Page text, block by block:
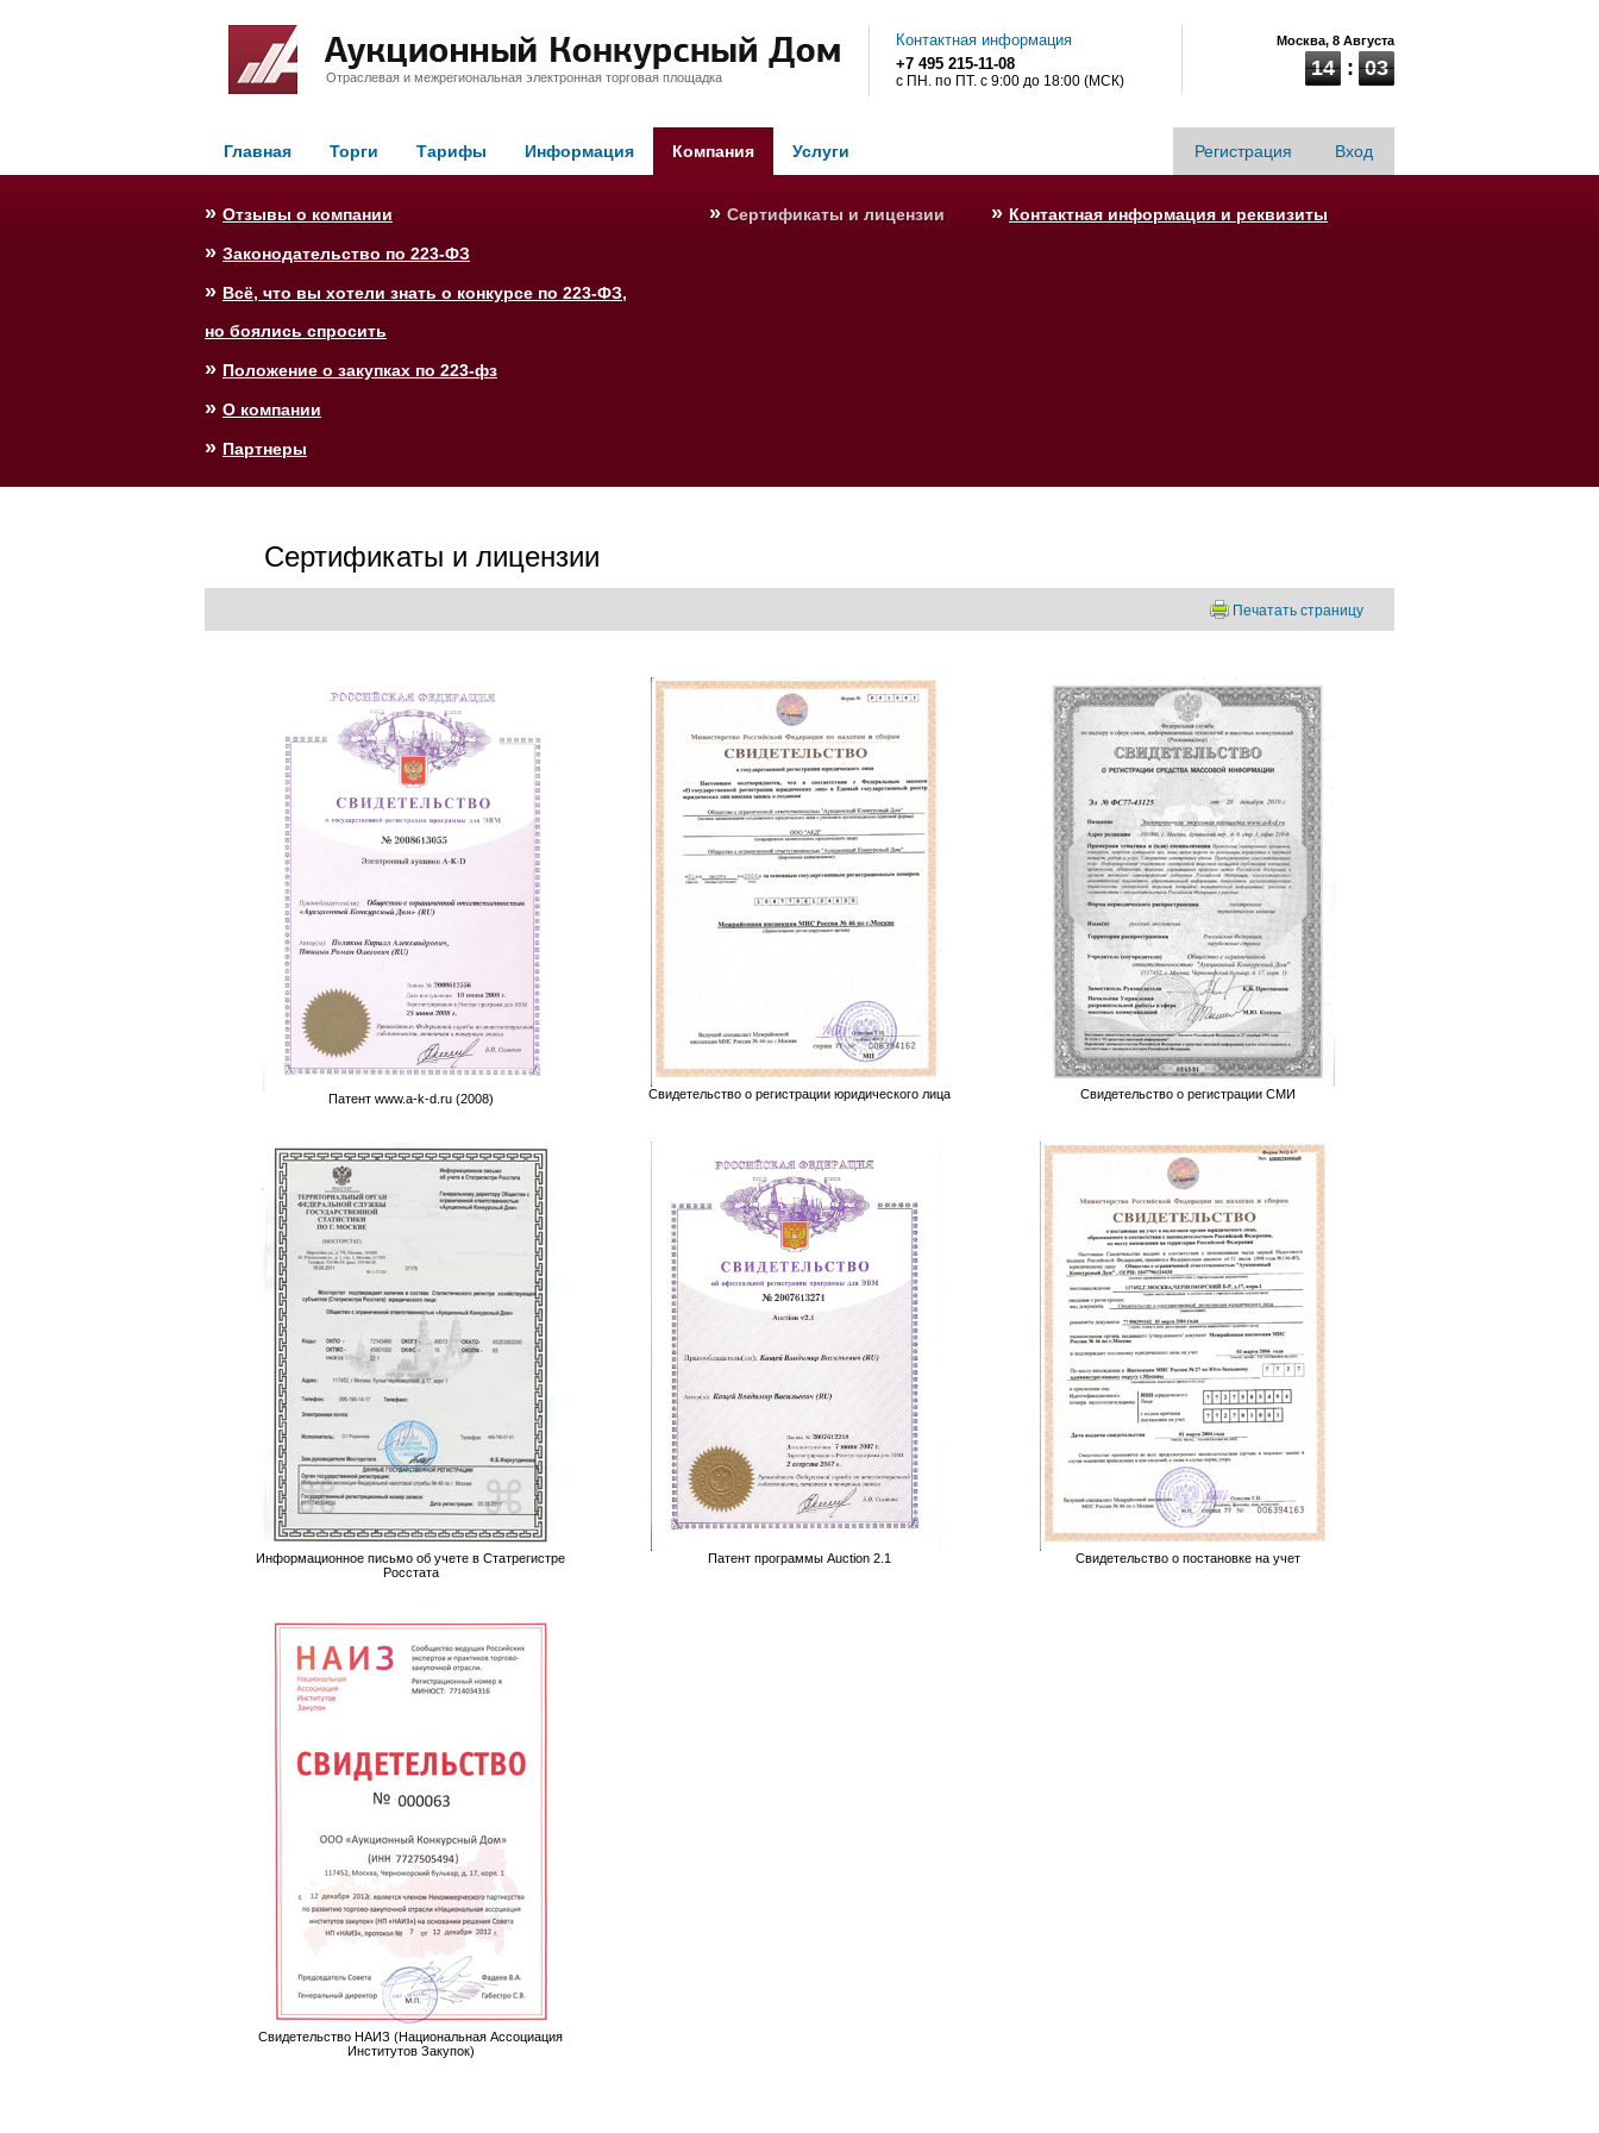
Отраслевая и межрегиональная электронная торговая площадка
Контактная информация
+7 495 215-11-08
с ПН. по ПТ. с 9:00 до 18:00 (МСК)
Москва, 8 Августа
03
14
Главная Торги Тарифы Информация Компания Услуги Регистрация Вход
» Отзывы о компании
» Законодательство по 223-ФЗ
» Всё, что вы хотели знать о конкурсе по 223-ФЗ,
но боялись спросить
» Положение о закупках по 223-фз
» О компании
» Партнеры
» Сертификаты и лицензии » Контактная информация и реквизиты
Сертификаты и лицензии
Печатать страницу
Патент www.a-k-d.ru (2008) Свидетельство о регистрации юридического лица Свидетельство о регистрации СМИ
Информационное письмо об учете в Статрегистре
Росстата
Патент программы Auction 2.1 Свидетельство о постановке на учет
Свидетельство НАИЗ (Национальная Ассоциация
Институтов Закупок)